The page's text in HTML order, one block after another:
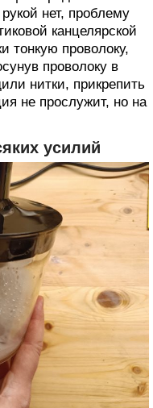
нет, проблему
канцелярской
тонкую проволоку,
проволоку в
нитки, прикрепить
не прослужит, но на
усилий